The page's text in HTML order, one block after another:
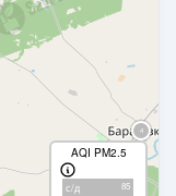
AQI PM2.5
с/д 85